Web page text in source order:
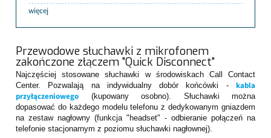
więcej
Przewodowe słuchawki z mikrofonem
zakończone złączem "Quick Disconnect"
Najczęściej stosowane słuchawki w środowiskach Call Contact
Center. Pozwalają na indywidualny dobór końcówki - kabla
przyłączeniowego (kupowany osobno). Słuchawki można
dopasować do każdego modelu telefonu z dedykowanym gniazdem
na zestaw nagłowny (funkcja "headset" - odbieranie połączeń na
telefonie stacjonarnym z poziomu słuchawki nagłownej).